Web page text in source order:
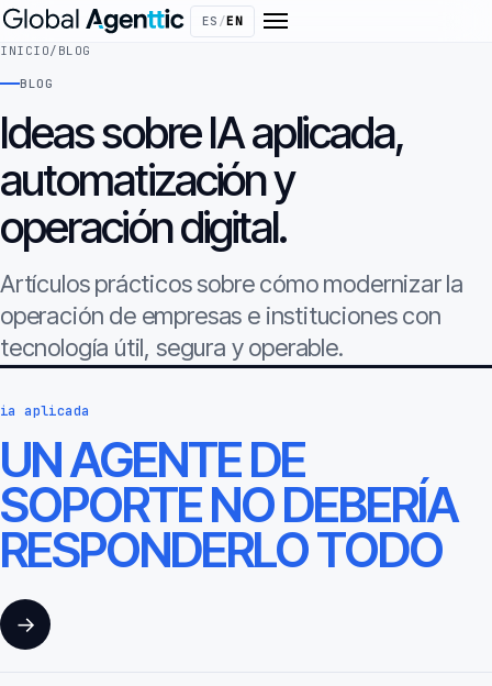
ES /EN
INICIO/ BLOG
BLOG
Ideas sobre IA aplicada,
automatización y
operación digital.
Artículos prácticos sobre cómo modernizar la
operación de empresas e instituciones con
tecnología útil, segura y operable.
ia aplicada
UN AGENTE DE
SOPORTE NO DEBERÍA
RESPONDERLO TODO
→